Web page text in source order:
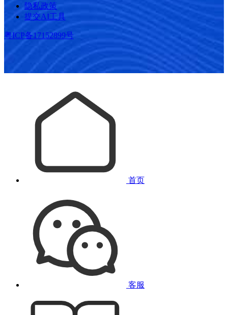
隐私政策
提交AI工具
粤ICP备17152899号
首页
客服